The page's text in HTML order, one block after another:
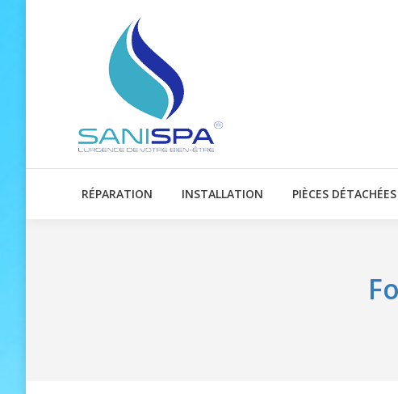
RÉPARATION INSTALLATION PIÈCES DÉTACHÉES